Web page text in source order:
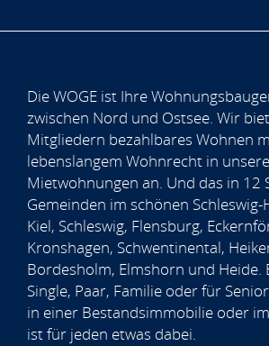
Die WOGE ist Ihre
zwischen Nord und Ostsee. Wir
Mitgliedern bezahlbares Wohnen
lebenslangem Wohnrecht in
Mietwohnungen an. Und das in 12
Gemeinden im schönen Schleswig-
Kiel, Schleswig, Flensburg,
Kronshagen, Schwentinental,
Bordesholm, Elmshorn und Heide.
Single, Paar, Familie oder für
in einer Bestandsimmobilie oder
ist für jeden etwas dabei.